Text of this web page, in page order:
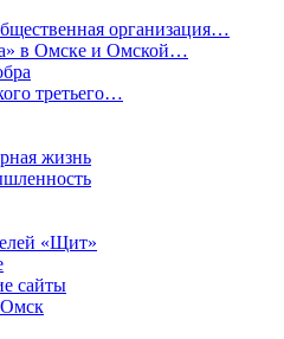
организация…
в Омске и Омской…
третьего…
жизнь
«Щит»
сайты
Омск